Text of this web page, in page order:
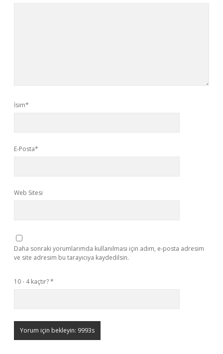
İsim*
E-Posta*
Web Sitesi
Daha sonraki yorumlarımda kullanılması için adım, e-posta adresim
ve site adresim bu tarayıcıya kaydedilsin.
10 - 4 kaçtır?*